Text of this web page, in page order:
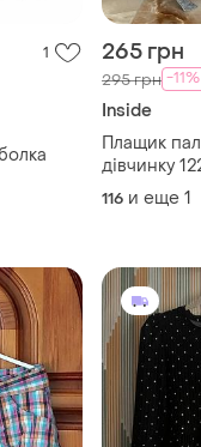
1
265 грн
295 грн -11%
Inside
Плащик
дівчинку
пояс
116 и еще 1